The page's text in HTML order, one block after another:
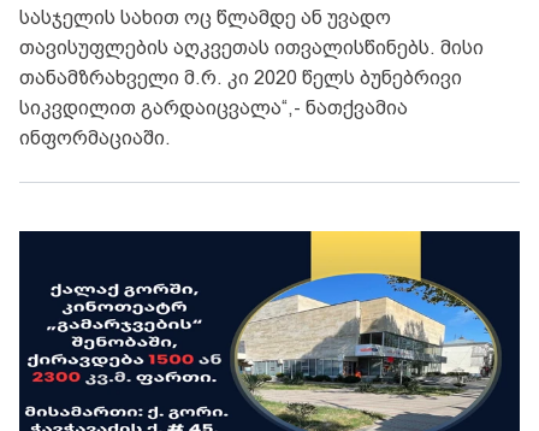
სასჯელის სახით ოც წლამდე ან უვადო
თავისუფლების აღკვეთას ითვალისწინებს. მისი
თანამზრახველი მ.რ. კი 2020 წელს ბუნებრივი
სიკვდილით გარდაიცვალა“,- ნათქვამია
ინფორმაციაში.